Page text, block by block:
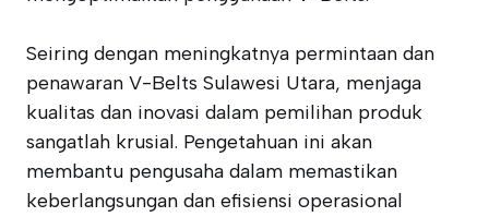
Seiring dengan meningkatnya permintaan dan
penawaran V-Belts Sulawesi Utara, menjaga
kualitas dan inovasi dalam pemilihan produk
sangatlah krusial. Pengetahuan ini akan
membantu pengusaha dalam memastikan
keberlangsungan dan efisiensi operasional